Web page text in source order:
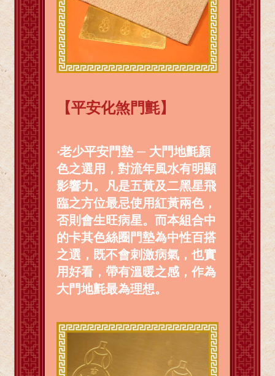
【平安化煞門氈】
‧老少平安門墊 ─ 大門地氈顏
色之選用，對流年風水有明顯
影響力。凡是五黃及二黑星飛
臨之方位最忌使用紅黃兩色，
否則會生旺病星。而本組合中
的卡其色絲圈門墊為中性百搭
之選，既不會刺激病氣，也實
用好看，帶有溫暖之感，作為
大門地氈最為理想。